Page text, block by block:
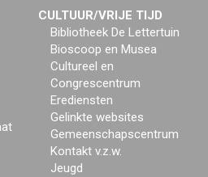
CULTUUR/VRIJE TIJD
Bibliotheek De Lettertuin
Bioscoop en Musea
Cultureel en
Congrescentrum
Erediensten
Gelinkte websites
Gemeenschapscentrum
Kontakt v.z.w.
Jeugd